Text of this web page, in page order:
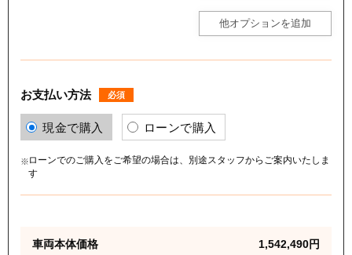
他オプションを追加
お支払い方法 必須
現金で購入 ローンで購入
ローンでのご購入をご希望の場合は、別途スタッフからご案内いたしま
す
車両本体価格 1,542,490円